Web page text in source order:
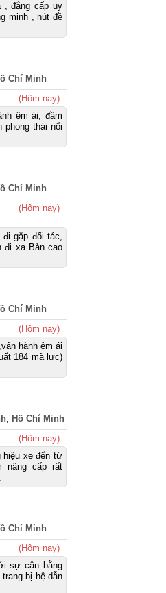
, đẳng cấp uy
minh , nút đề
Chí Minh
(Hôm nay)
êm ái, đầm
phong thái nổi
Chí Minh
(Hôm nay)
gặp đối tác,
đi xa Bản cao
Chí Minh
(Hôm nay)
hành êm ái
184 mã lực)
, Hồ Chí Minh
(Hôm nay)
hiệu xe đến từ
nâng cấp rất
Chí Minh
(Hôm nay)
sự cân bằng
bị hệ dẫn